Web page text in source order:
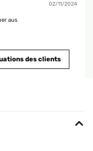
02/11/2024
aus
des clients